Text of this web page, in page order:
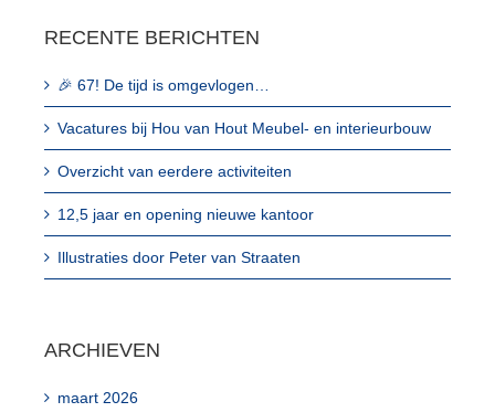
RECENTE BERICHTEN
🎉 67! De tijd is omgevlogen…
Vacatures bij Hou van Hout Meubel- en interieurbouw
Overzicht van eerdere activiteiten
12,5 jaar en opening nieuwe kantoor
Illustraties door Peter van Straaten
ARCHIEVEN
maart 2026